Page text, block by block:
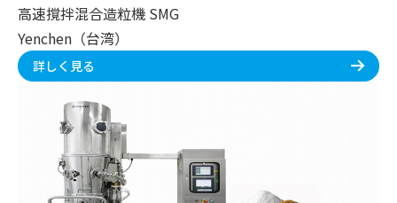
高速撹拌混合造粒機 SMG
Yenchen（台湾）
詳しく見る